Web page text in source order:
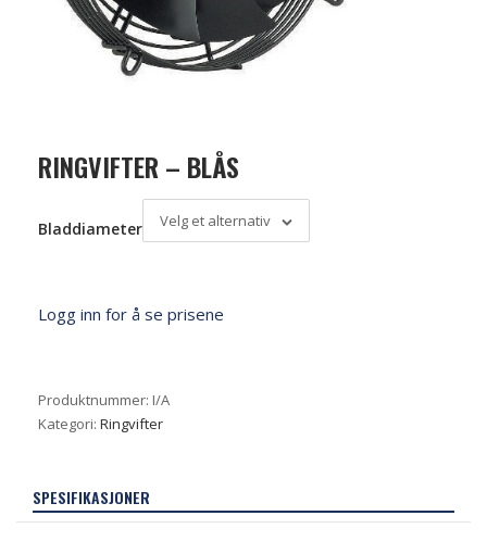
RINGVIFTER – BLÅS
Bladdiameter Velg et alternativ
Logg inn for å se prisene
Produktnummer: I/A
Kategori: Ringvifter
SPESIFIKASJONER